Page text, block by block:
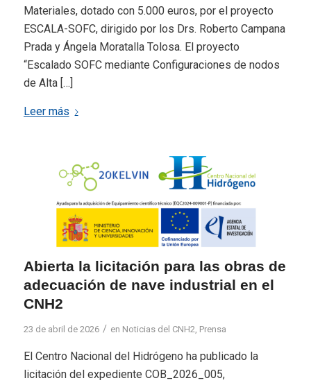
Materiales, dotado con 5.000 euros, por el proyecto
ESCALA-SOFC, dirigido por los Drs. Roberto Campana
Prada y Ángela Moratalla Tolosa. El proyecto
“Escalado SOFC mediante Configuraciones de nodos
de Alta […]
Leer más
Abierta la licitación para las obras de
adecuación de nave industrial en el
CNH2
23 de abril de 2026 / en Noticias del CNH2 Prensa
El Centro Nacional del Hidrógeno ha publicado la
licitación del expediente COB_2026_005,